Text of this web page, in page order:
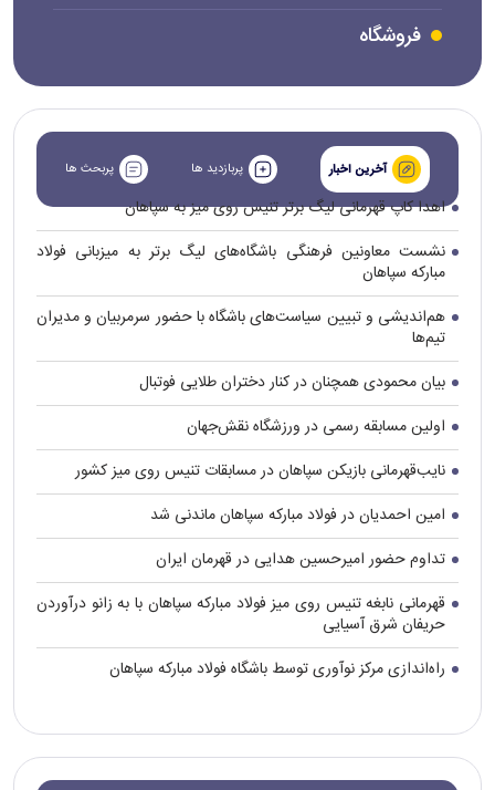
فروشگاه
آخرین اخبار پربازدید ها پربحث ها
اهدا کاپ قهرمانی لیگ برتر تنیس روی میز به سپاهان
نشست معاونین فرهنگی باشگاه‌های لیگ برتر به میزبانی فولاد
مبارکه سپاهان
هم‌اندیشی و تبیین سیاست‌های باشگاه با حضور سرمربیان و مدیران
تیم‌ها
بیان محمودی همچنان در کنار دختران طلایی فوتبال
اولین مسابقه رسمی در ورزشگاه نقش‌جهان
نایب‌قهرمانی بازیکن سپاهان در مسابقات تنیس روی میز کشور
امین احمدیان در فولاد مبارکه سپاهان ماندنی شد
تداوم حضور امیرحسین هدایی در قهرمان ایران
قهرمانی نابغه تنیس روی میز فولاد مبارکه سپاهان با به زانو درآوردن
حریفان شرق آسیایی
راه‌اندازی مرکز نوآوری توسط باشگاه فولاد مبارکه سپاهان